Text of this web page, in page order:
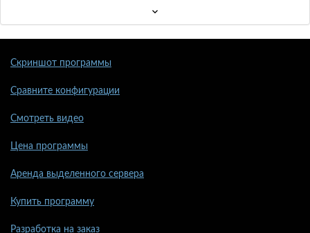
Скриншот программы
Сравните конфигурации
Смотреть видео
Цена программы
Аренда выделенного сервера
Купить программу
Разработка на заказ